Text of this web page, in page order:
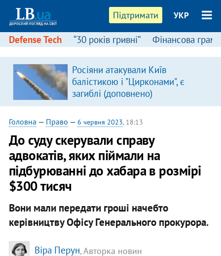
Підтримати УКР
Defense Tech “30 років гривні” Фінансова
Росіяни атакували Київ
балістикою і "Цирконами", є
загиблі (доповнено)
Головна — Право — 6 червня 2023, 18:13
​До суду скерували справу
адвокатів, яких піймали на
підбурюванні до хабара в розмірі
$300 тисяч
Вони мали передати гроші начебто
керівництву Офісу Генерального прокурора.
Віра Перун, Авторка новин